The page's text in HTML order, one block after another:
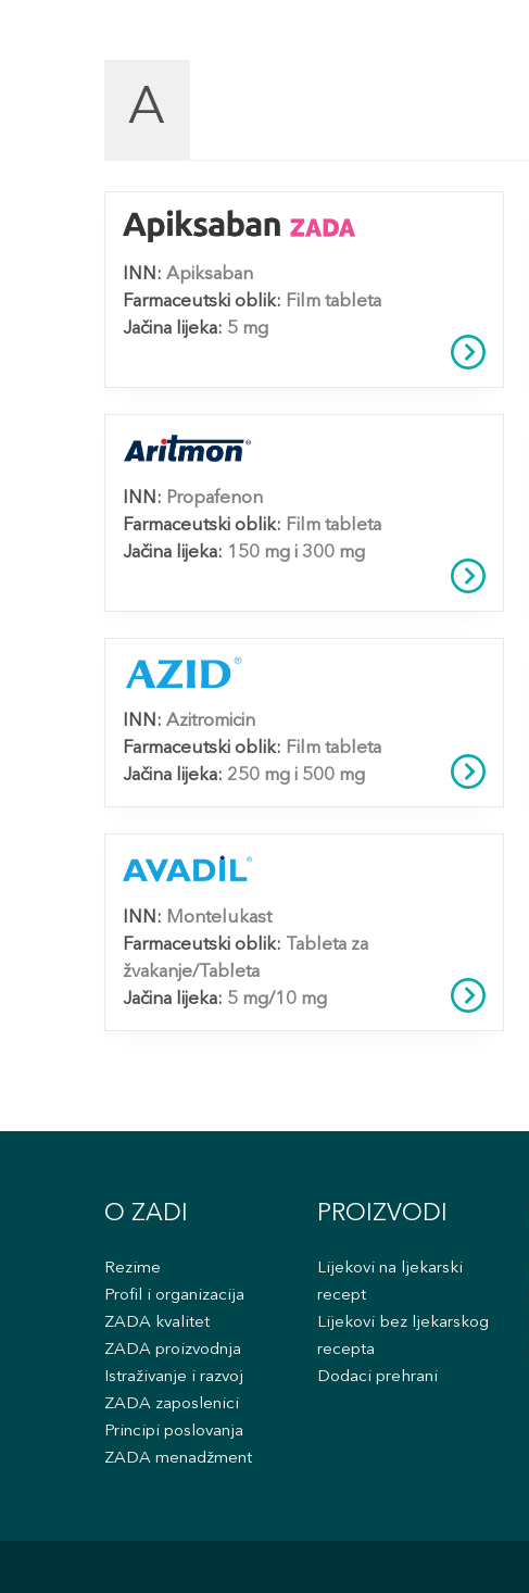
A
INN: Apiksaban
Farmaceutski oblik: Film tableta
Jačina lijeka: 5 mg
INN: Propafenon
Farmaceutski oblik: Film tableta
Jačina lijeka: 150 mg i 300 mg
INN: Azitromicin
Farmaceutski oblik: Film tableta
Jačina lijeka: 250 mg i 500 mg
INN: Montelukast
Farmaceutski oblik:
Tableta za
žvakanje/Tableta
Jačina lijeka: 5 mg/10 mg
O ZADI
Rezime
Profil i organizacija
ZADA kvalitet
ZADA proizvodnja
Istraživanje i razvoj
ZADA zaposlenici
Principi poslovanja
ZADA menadžment
PROIZVODI
Lijekovi na ljekarski
recept
Lijekovi bez ljekarskog
recepta
Dodaci prehrani